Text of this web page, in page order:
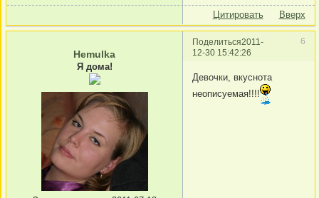
Цитировать Вверх
Поделиться 6
2011-
12-30 15:42:26
Hemulka
Я дома!
Девочки, вкуснота
неописуемая!!!!